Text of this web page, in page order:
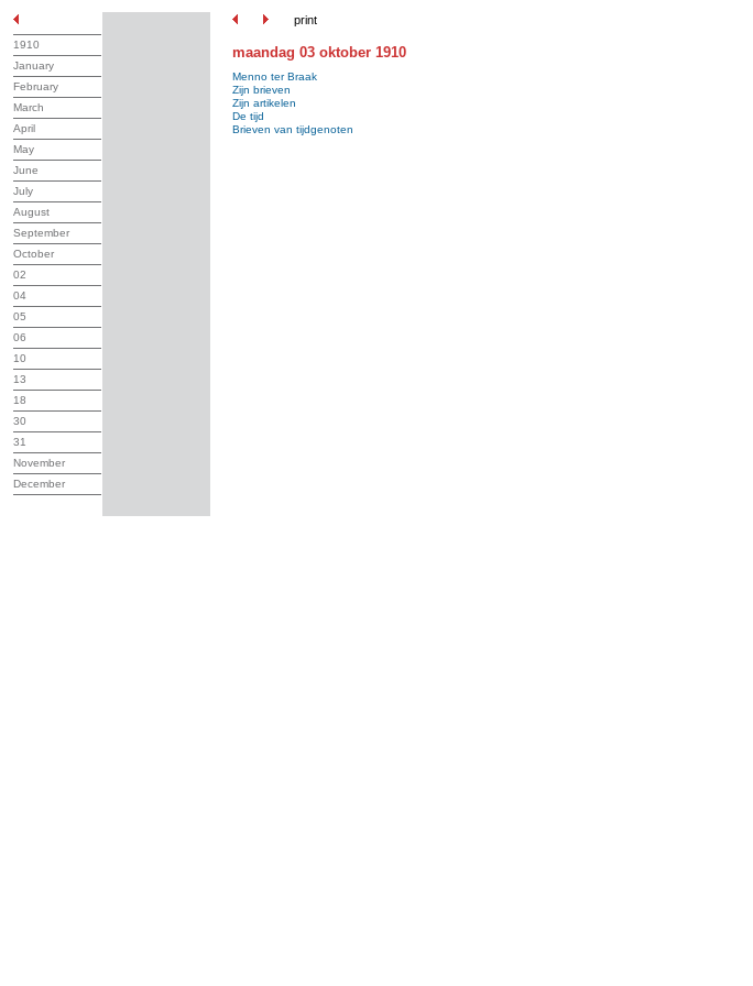
print
1910
January
February
March
April
May
June
July
August
September
October
02
04
05
06
10
13
18
30
31
November
December
maandag 03 oktober 1910
Menno ter Braak
Zijn brieven
Zijn artikelen
De tijd
Brieven van tijdgenoten